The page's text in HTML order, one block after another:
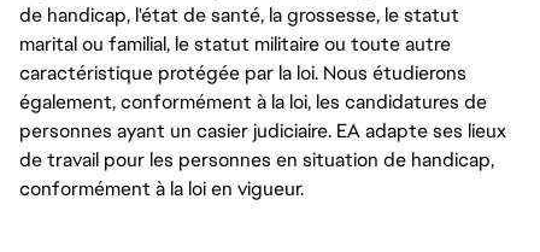
de handicap, l'état de santé, la grossesse, le statut
marital ou familial, le statut militaire ou toute autre
caractéristique protégée par la loi. Nous étudierons
également, conformément à la loi, les candidatures de
personnes ayant un casier judiciaire. EA adapte ses lieux
de travail pour les personnes en situation de handicap,
conformément à la loi en vigueur.